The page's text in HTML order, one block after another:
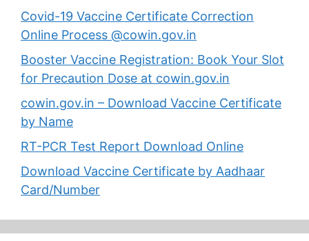
Covid-19 Vaccine Certificate Correction
Online Process @cowin.gov.in
Booster Vaccine Registration: Book Your Slot
for Precaution Dose at cowin.gov.in
cowin.gov.in – Download Vaccine Certificate
by Name
RT-PCR Test Report Download Online
Download Vaccine Certificate by Aadhaar
Card/Number